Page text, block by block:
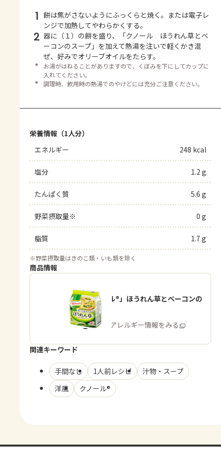
1 餅は焦がさないようにふっくらと焼く。または電子レ
ンジで加熱してやわらかくする。
2 器に（１）の餅を盛り、「クノール ほうれん草とベ
ーコンのスープ」を加えて熱湯を注いで軽くかき混
ぜ、好みでオリーブオイルをたらす。
＊
お湯がはねることがありますので、くぼみを下にしてカップに
入れてください。
＊
調理時、飲用時の熱湯でのやけどには充分ご注意ください。
栄養情報（1人分）
エネルギー
248 kcal
塩分 1.2 g
たんぱく質 5.6 g
野菜摂取量※ 0 g
脂質 1.7 g
※野菜摂取量はきのこ類・いも類を除く
商品情報
「クノール®」ほうれん草とベーコンの
スープ
商品・アレルギー情報をみる
関連キーワード
手間なし 1人前レシピ
汁物・スープ
洋風
クノール®